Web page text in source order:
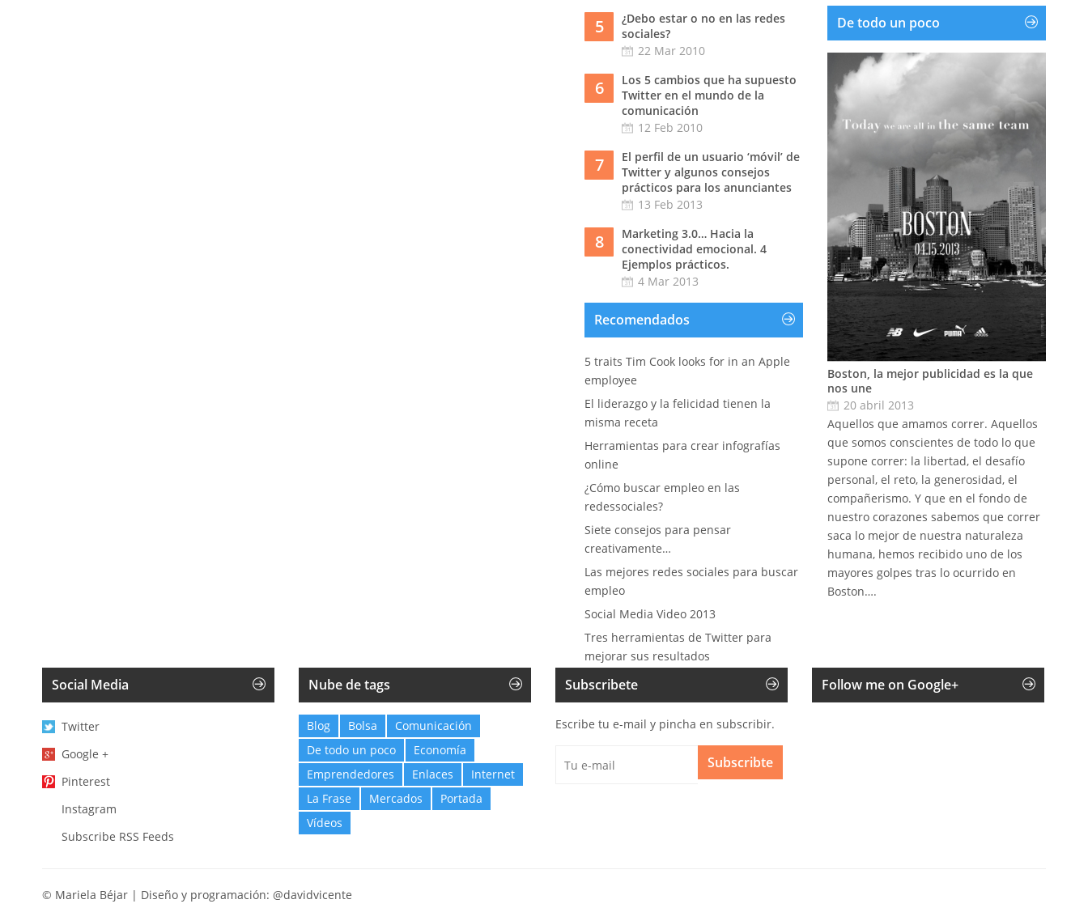
5
¿Debo estar o no en las redes
sociales?
22 Mar 2010
6
Los 5 cambios que ha supuesto
Twitter en el mundo de la
comunicación
12 Feb 2010
7
El perfil de un usuario ‘móvil’ de
Twitter y algunos consejos
prácticos para los anunciantes
13 Feb 2013
8
Marketing 3.0… Hacia la
conectividad emocional. 4
Ejemplos prácticos.
4 Mar 2013
Recomendados
5 traits Tim Cook looks for in an Apple
employee
El liderazgo y la felicidad tienen la
misma receta
Herramientas para crear infografías
online
¿Cómo buscar empleo en las
redessociales?
Siete consejos para pensar
creativamente…
Las mejores redes sociales para buscar
empleo
Social Media Video 2013
Tres herramientas de Twitter para
mejorar sus resultados
De todo un poco
Boston, la mejor publicidad es la que
nos une
20 abril 2013
Aquellos que amamos correr. Aquellos
que somos conscientes de todo lo que
supone correr: la libertad, el desafío
personal, el reto, la generosidad, el
compañerismo. Y que en el fondo de
nuestro corazones sabemos que correr
saca lo mejor de nuestra naturaleza
humana, hemos recibido uno de los
mayores golpes tras lo ocurrido en
Boston….
Social Media
Twitter
Google +
Pinterest
Instagram
Subscribe RSS Feeds
Nube de tags
Blog Bolsa
Comunicación
De todo un poco
Economía
Emprendedores
Enlaces
Internet
La Frase
Mercados
Portada
Vídeos
Subscribete
Escribe tu e-mail y pincha en subscribir.
Subscribte
Follow me on Google+
© Mariela Béjar | Diseño y programación: @davidvicente